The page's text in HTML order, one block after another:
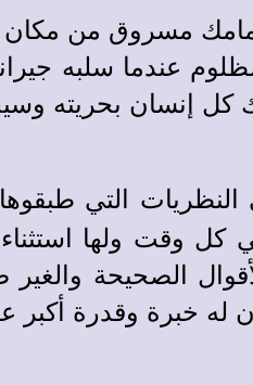
مسروق من
عندما سلبه
إنسان بحريته
التي
كل وقت ولها
الصحيحة
له خبرة وقدرة أكبر